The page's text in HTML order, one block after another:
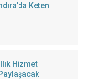
Keten
Hizmet